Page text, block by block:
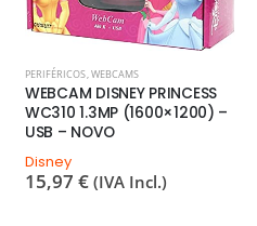
PERIFÉRICOS,WEBCAMS
WEBCAM DISNEY PRINCESS
WC310 1.3MP (1600×1200) –
USB – NOVO
Disney
15,97 € (IVA Incl.)